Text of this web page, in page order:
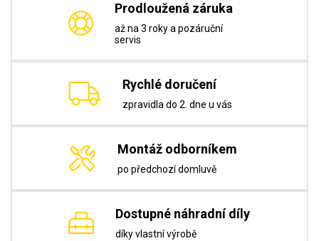
Prodloužená záruka
až na 3 roky a pozáruční
servis
Rychlé doručení
zpravidla do 2. dne u vás
Montáž odborníkem
po předchozí domluvě
Dostupné náhradní díly
díky vlastní výrobě